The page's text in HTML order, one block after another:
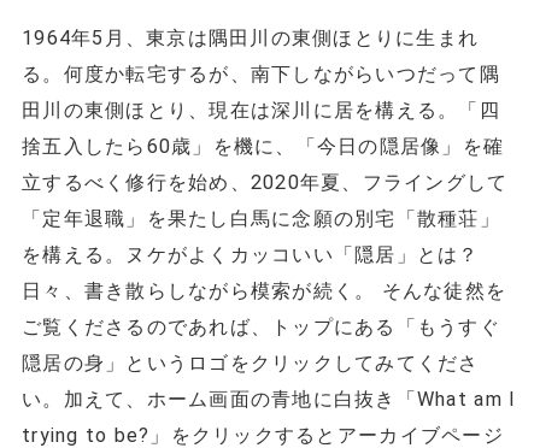
1964年5月、東京は隅田川の東側ほとりに生まれ
る。何度か転宅するが、南下しながらいつだって隅
田川の東側ほとり、現在は深川に居を構える。「四
捨五入したら60歳」を機に、「今日の隠居像」を確
立するべく修行を始め、2020年夏、フライングして
「定年退職」を果たし白馬に念願の別宅「散種荘」
を構える。ヌケがよくカッコいい「隠居」とは？
日々、書き散らしながら模索が続く。 そんな徒然を
ご覧くださるのであれば、トップにある「もうすぐ
隠居の身」というロゴをクリックしてみてくださ
い。加えて、ホーム画面の青地に白抜き「What am I
trying to be?」をクリックするとアーカイブページ